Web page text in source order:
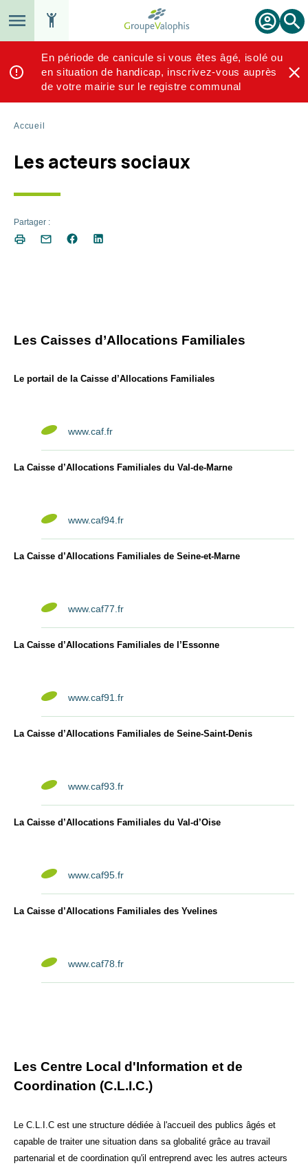
au
contenu
principal
Espace
locataire
En période de canicule si vous êtes âgé, isolé ou
en situation de handicap, inscrivez-vous auprès
de votre mairie sur le registre communal
Fil
d'Ariane
Accueil
Les acteurs sociaux
Partager :
Les Caisses d’Allocations Familiales
Le portail de la Caisse d’Allocations Familiales
www.caf.fr
La Caisse d’Allocations Familiales du Val-de-Marne
www.caf94.fr
La Caisse d’Allocations Familiales de Seine-et-Marne
www.caf77.fr
La Caisse d’Allocations Familiales de l’Essonne
www.caf91.fr
La Caisse d’Allocations Familiales de Seine-Saint-Denis
www.caf93.fr
La Caisse d’Allocations Familiales du Val-d’Oise
www.caf95.fr
La Caisse d’Allocations Familiales des Yvelines
www.caf78.fr
Les Centre Local d'Information et de
Coordination (C.L.I.C.)
Le C.L.I.C est une structure dédiée à l'accueil des publics âgés et
capable de traiter une situation dans sa globalité grâce au travail
partenarial et de coordination qu'il entreprend avec les autres acteurs